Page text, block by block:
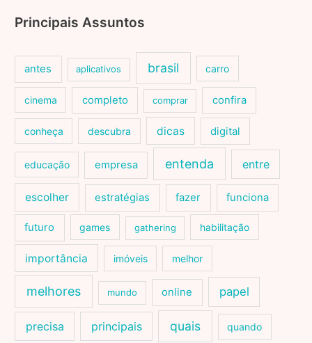
Principais Assuntos
antes aplicativos brasil carro
cinema completo comprar confira
conheça descubra dicas digital
educação empresa entenda entre
escolher estratégias fazer funciona
futuro games gathering habilitação
importância imóveis melhor
melhores mundo online papel
precisa principais quais quando